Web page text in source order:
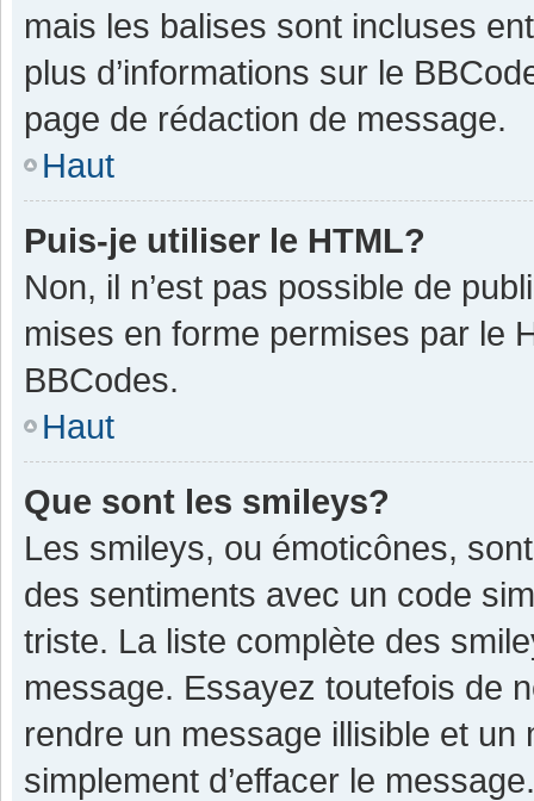
mais les balises sont incluses
plus d’informations sur le
page de rédaction de message.
Haut
Puis-je utiliser le HTML?
Non, il n’est pas possible de
mises en forme permises par le
BBCodes.
Haut
Que sont les smileys?
Les smileys, ou émoticônes,
des sentiments avec un code
triste. La liste complète des
message. Essayez toutefois de
rendre un message illisible et
simplement d’effacer le